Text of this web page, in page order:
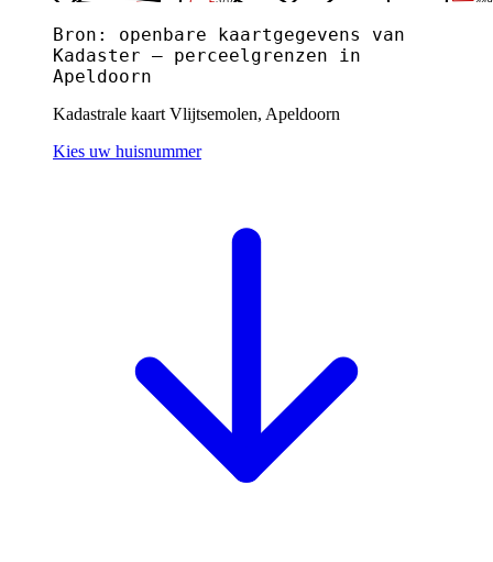
Bron: openbare kaartgegevens van
Kadaster — perceelgrenzen in
Apeldoorn
Kadastrale kaart Vlijtsemolen, Apeldoorn
Kies uw huisnummer